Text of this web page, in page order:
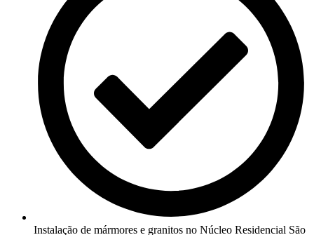
Instalação de mármores e granitos no Núcleo Residencial São